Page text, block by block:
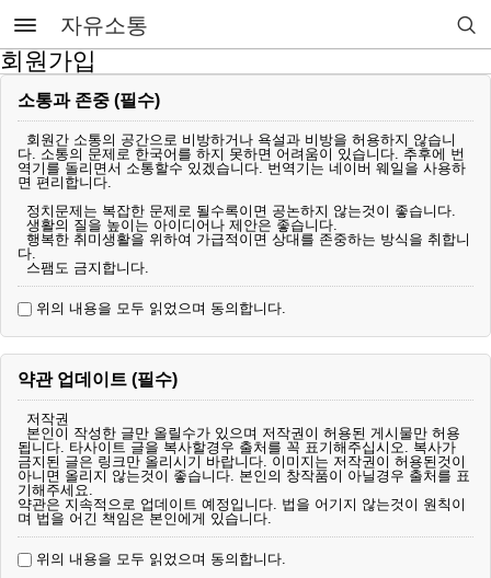
자유소통
회원가입
소통과 존중 (필수)
회원간 소통의 공간으로 비방하거나 욕설과 비방을 허용하지 않습니
다. 소통의 문제로 한국어를 하지 못하면 어려움이 있습니다. 추후에 번
역기를 돌리면서 소통할수 있겠습니다. 번역기는 네이버 웨일을 사용하
면 편리합니다.
정치문제는 복잡한 문제로 될수록이면 공논하지 않는것이 좋습니다.
생활의 질을 높이는 아이디어나 제안은 좋습니다.
행복한 취미생활을 위하여 가급적이면 상대를 존중하는 방식을 취합니
다.
스팸도 금지합니다.
위의 내용을 모두 읽었으며 동의합니다.
약관 업데이트 (필수)
저작권
본인이 작성한 글만 올릴수가 있으며 저작권이 허용된 게시물만 허용
됩니다. 타사이트 글을 복사할경우 출처를 꼭 표기해주십시오. 복사가
금지된 글은 링크만 올리시기 바랍니다. 이미지는 저작권이 허용된것이
아니면 올리지 않는것이 좋습니다. 본인의 창작품이 아닐경우 출처를 표
기해주세요.
약관은 지속적으로 업데이트 예정입니다. 법을 어기지 않는것이 원칙이
며 법을 어긴 책임은 본인에게 있습니다.
위의 내용을 모두 읽었으며 동의합니다.